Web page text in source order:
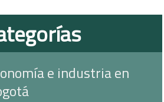
e industria en